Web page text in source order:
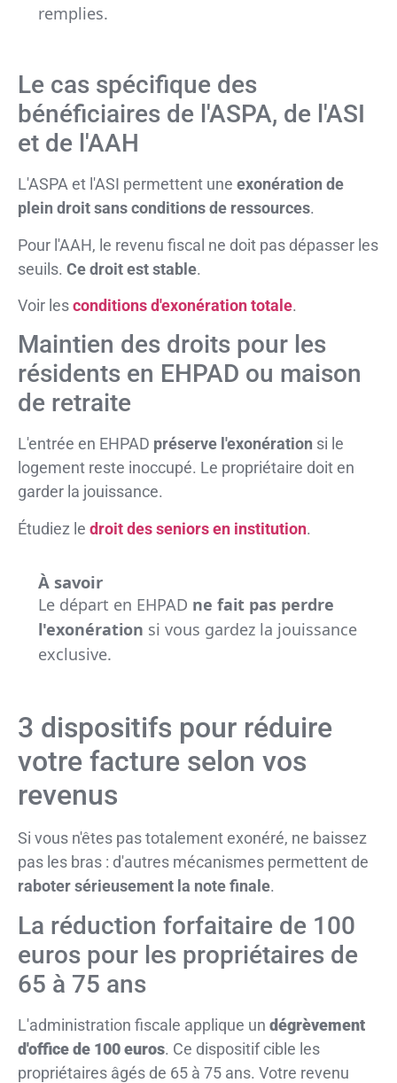
remplies.
Le cas spécifique des
bénéficiaires de l'ASPA, de l'ASI
et de l'AAH
L'ASPA et l'ASI permettent une exonération de
plein droit sans conditions de ressources.
Pour l'AAH, le revenu fiscal ne doit pas dépasser les
seuils. Ce droit est stable.
Voir lesconditions d'exonération totale.
Maintien des droits pour les
résidents en EHPAD ou maison
de retraite
L'entrée en EHPAD préserve l'exonération si le
logement reste inoccupé. Le propriétaire doit en
garder la jouissance.
Étudiez le droit des seniors en institution.
À savoir
Le départ en EHPAD ne fait pas perdre
l'exonération si vous gardez la jouissance
exclusive.
3 dispositifs pour réduire
votre facture selon vos
revenus
Si vous n'êtes pas totalement exonéré, ne baissez
pas les bras : d'autres mécanismes permettent de
raboter sérieusement la note finale.
La réduction forfaitaire de 100
euros pour les propriétaires de
65 à 75 ans
L'administration fiscale applique un dégrèvement
d'office de 100 euros. Ce dispositif cible les
propriétaires âgés de 65 à 75 ans. Votre revenu